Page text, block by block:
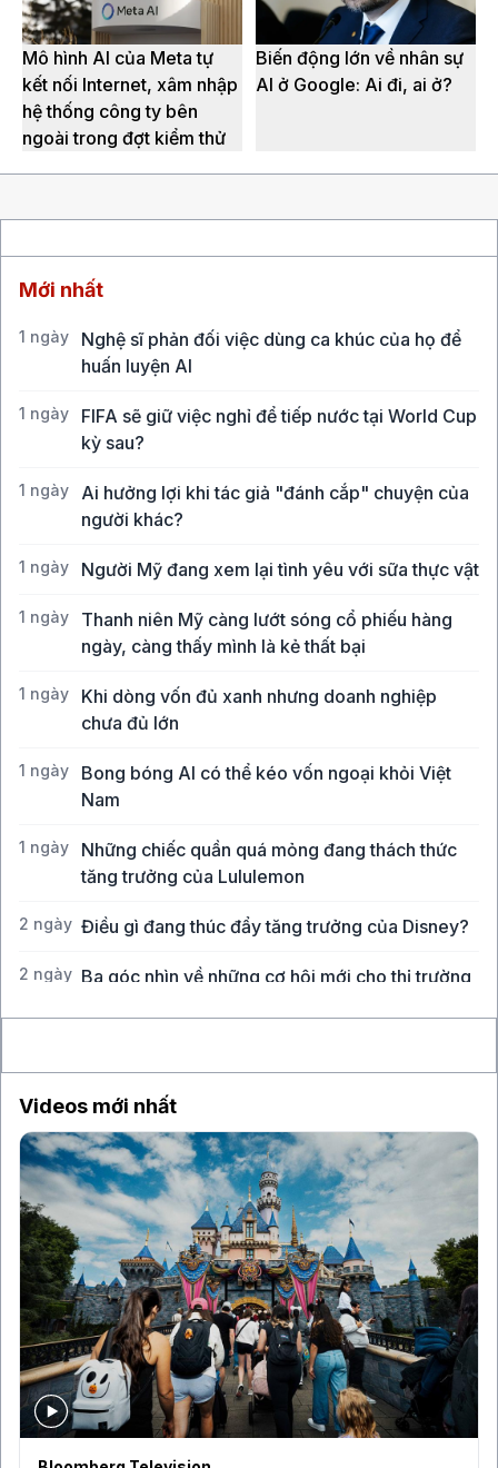
Mô hình AI của Meta tự
kết nối Internet, xâm nhập
hệ thống công ty bên
ngoài trong đợt kiểm thử
Biến động lớn về nhân sự
AI ở Google: Ai đi, ai ở?
Mới nhất
1 ngày
Nghệ sĩ phản đối việc dùng ca khúc của họ để
huấn luyện AI
1 ngày
FIFA sẽ giữ việc nghỉ để tiếp nước tại World Cup
kỳ sau?
1 ngày
Ai hưởng lợi khi tác giả "đánh cắp" chuyện của
người khác?
1 ngày Người Mỹ đang xem lại tình yêu với sữa thực vật
1 ngày
Thanh niên Mỹ càng lướt sóng cổ phiếu hàng
ngày, càng thấy mình là kẻ thất bại
1 ngày
Khi dòng vốn đủ xanh nhưng doanh nghiệp
chưa đủ lớn
1 ngày
Bong bóng AI có thể kéo vốn ngoại khỏi Việt
Nam
1 ngày
Những chiếc quần quá mỏng đang thách thức
tăng trưởng của Lululemon
2 ngày Điều gì đang thúc đẩy tăng trưởng của Disney?
2 ngày Ba góc nhìn về những cơ hội mới cho thị trường
Videos mới nhất